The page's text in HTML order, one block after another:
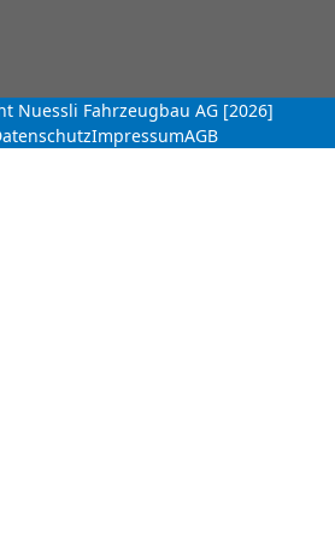
Nuessli Fahrzeugbau AG [2026]
ImpressumAGB